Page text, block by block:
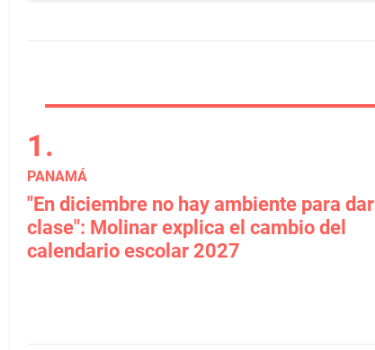
PANAMÁ
"En diciembre no hay ambiente para dar
clase": Molinar explica el cambio del
calendario escolar 2027